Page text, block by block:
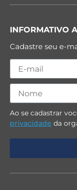
INFORMATIVO
Cadastre seu e-
Ao se cadastrar
privacidade da